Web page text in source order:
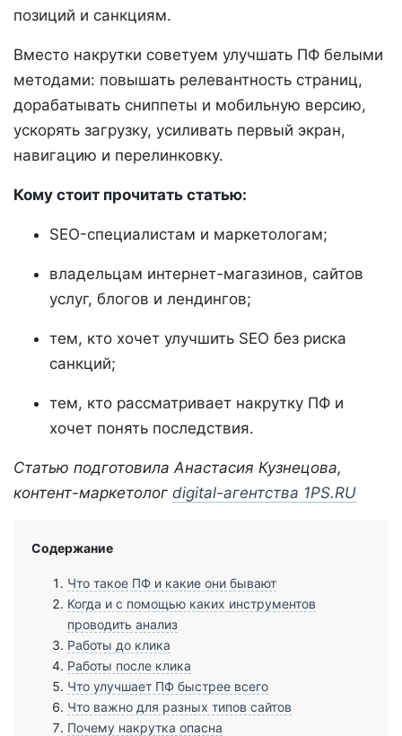
позиций и санкциям.
Вместо накрутки советуем улучшать ПФ белыми
методами: повышать релевантность страниц,
дорабатывать сниппеты и мобильную версию,
ускорять загрузку, усиливать первый экран,
навигацию и перелинковку.
Кому стоит прочитать статью:
SEO-специалистам и маркетологам;
владельцам интернет-магазинов, сайтов
услуг, блогов и лендингов;
тем, кто хочет улучшить SEO без риска
санкций;
тем, кто рассматривает накрутку ПФ и
хочет понять последствия.
Статью подготовила Анастасия Кузнецова,
контент-маркетолог digital-агентства 1PS.RU
Содержание
Что такое ПФ и какие они бывают
Когда и с помощью каких инструментов
проводить анализ
Работы до клика
Работы после клика
Что улучшает ПФ быстрее всего
Что важно для разных типов сайтов
Почему накрутка опасна